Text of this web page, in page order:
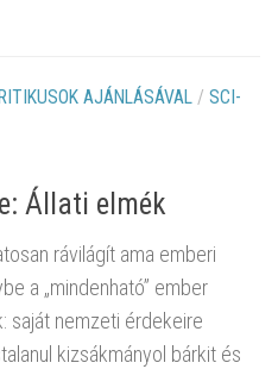
AJÁNLÁSÁVAL / SCI-
Állati elmék
rávilágít ama emberi
a „mindenható” ember
saját nemzeti érdekeire
kizsákmányol bárkit és